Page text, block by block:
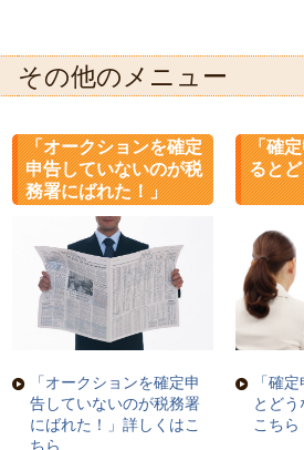
その他のメニュー
「オークションを確定
申告していないのが税
務署にばれた！」
「オークションを確定申
告していないのが税務署
にばれた！」詳しくはこ
ちら
「確
ると
「確
とど
こちら